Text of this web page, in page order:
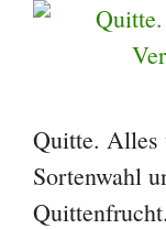
Quitte. Alles
Sortenwahl